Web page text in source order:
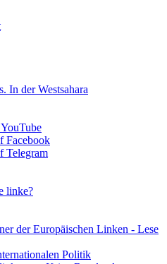
In der Westsahara
Facebook
Telegram
linke?
der Europäischen Linken - Lese
Politik